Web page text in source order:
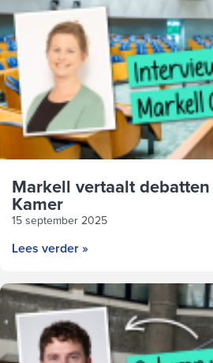
Markell vertaalt
Kamer
15 september 2025
Lees verder »